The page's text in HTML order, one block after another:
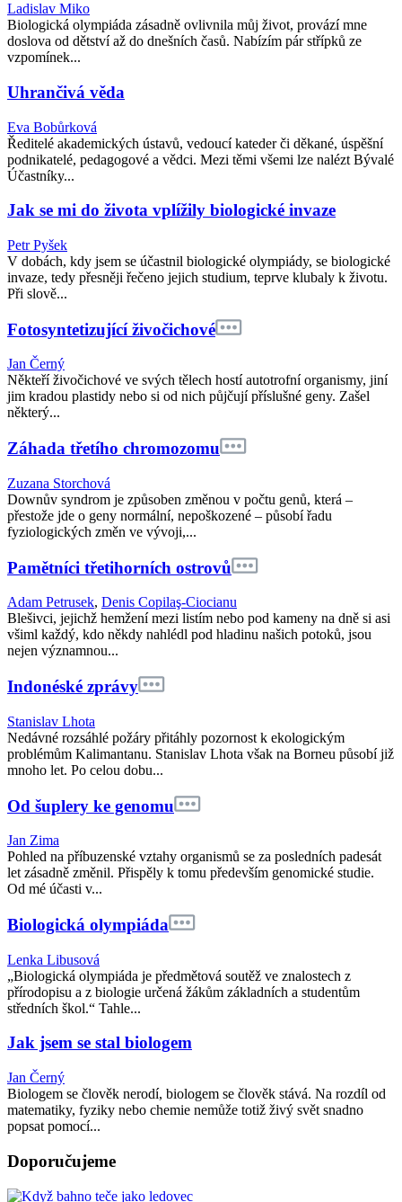
Ladislav Miko
Biologická olympiáda zásadně ovlivnila můj život, provází mne
doslova od dětství až do dnešních časů. Nabízím pár střípků ze
vzpomínek...
Uhrančivá věda
Eva Bobůrková
Ředitelé akademických ústavů, vedoucí kateder či děkané, úspěšní
podnikatelé, pedagogové a vědci. Mezi těmi všemi lze nalézt Bývalé
Účastníky...
Jak se mi do života vplížily biologické invaze
Petr Pyšek
V dobách, kdy jsem se účastnil biologické olympiády, se biologické
invaze, tedy přesněji řečeno jejich studium, teprve klubaly k životu.
Při slově...
Fotosyntetizující živočichové
Jan Černý
Někteří živočichové ve svých tělech hostí autotrofní organismy, jiní
jim kradou plastidy nebo si od nich půjčují příslušné geny. Zašel
některý...
Záhada třetího chromozomu
Zuzana Storchová
Downův syndrom je způsoben změnou v počtu genů, která –
přestože jde o geny normální, nepoškozené – působí řadu
fyziologických změn ve vývoji,...
Pamětníci třetihorních ostrovů
Adam Petrusek, Denis Copilaş-Ciocianu
Blešivci, jejichž hemžení mezi listím nebo pod kameny na dně si asi
všiml každý, kdo někdy nahlédl pod hladinu našich potoků, jsou
nejen významnou...
Indonéské zprávy
Stanislav Lhota
Nedávné rozsáhlé požáry přitáhly pozornost k ekologickým
problémům Kalimantanu. Stanislav Lhota však na Borneu působí již
mnoho let. Po celou dobu...
Od šuplery ke genomu
Jan Zima
Pohled na příbuzenské vztahy organismů se za posledních padesát
let zásadně změnil. Přispěly k tomu především genomické studie.
Od mé účasti v...
Biologická olympiáda
Lenka Libusová
„Biologická olympiáda je předmětová soutěž ve znalostech z
přírodopisu a z biologie určená žákům základních a studentům
středních škol.“ Tahle...
Jak jsem se stal biologem
Jan Černý
Biologem se člověk nerodí, biologem se člověk stává. Na rozdíl od
matematiky, fyziky nebo chemie nemůže totiž živý svět snadno
popsat pomocí...
Doporučujeme